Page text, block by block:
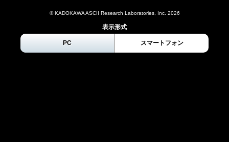
© KADOKAWA ASCII Research Laboratories, Inc. 2026
表示形式
PC スマートフォン